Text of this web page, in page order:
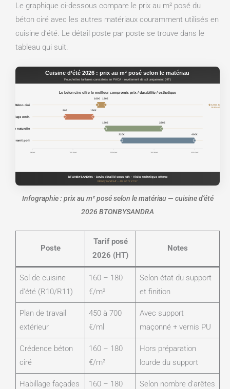
Le graphique ci-dessous compare le prix au m² posé du
béton ciré avec les autres matériaux couramment utilisés en
cuisine d’été. Le détail poste par poste se trouve dans le
tableau qui suit.
Cuisine d’été 2026 : prix au m² posé selon le matériau
Fourchettes tarifaires constatées en PACA · revêtement de sol uniquement (HT)
Le béton ciré offre le meilleur compromis prix / durabilité / esthétique
Béton ciré
160€ 180€
★SANS JOINTS
15-20 ANS
Carrelage extér.
80€ 150€
Pierre naturelle
180€ 320€
Granit poli
220€ 400€
0 €/m² 100 €/m² 200 €/m² 300 €/m² 400 €/m²
BTONBYSANDRA · Devis détaillé sous 48h · Visite technique offerte
btonbysandra.fr — 06 52 77 27 97
Infographie : prix au m² posé selon le matériau — cuisine d’été
2026 BTONBYSANDRA
Poste
Tarif posé
2026 (HT)
Notes
Sol de cuisine
d’été (R10/R11)
160 – 180
€/m²
Selon état du support
et finition
Plan de travail
extérieur
450 à 700
€/ml
Avec support
maçonné + vernis PU
Crédence béton
ciré
160 – 180
€/m²
Hors préparation
lourde du support
Habillage façades
160 – 180
Selon nombre d’arêtes